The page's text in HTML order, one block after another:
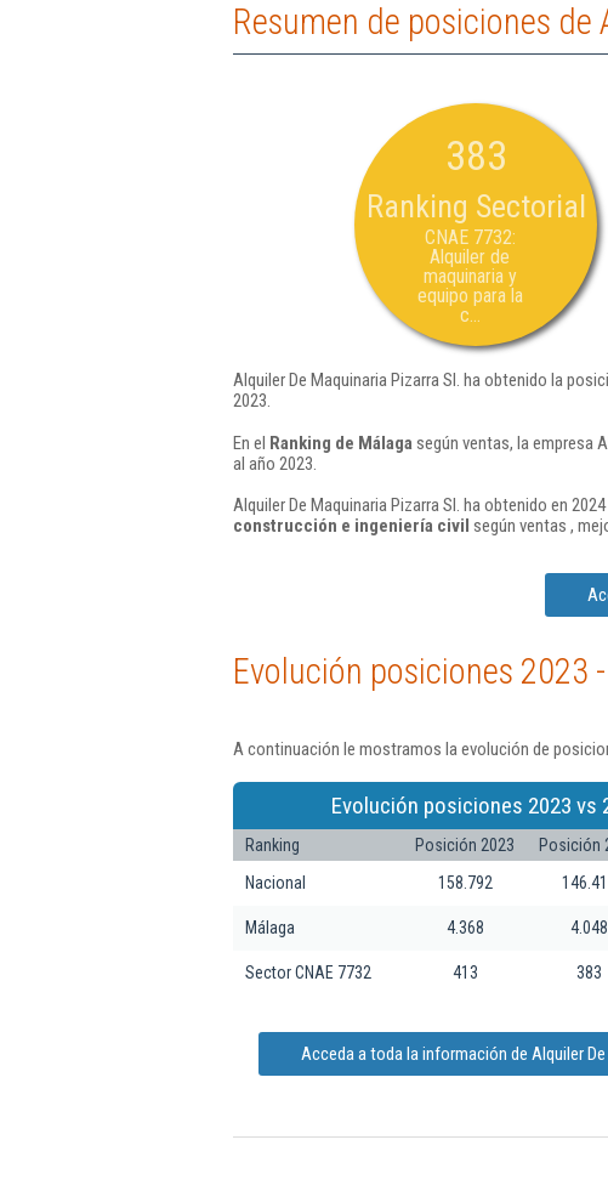
Resumen de posiciones de
383
Ranking Sectorial
CNAE 7732:
Alquiler de
maquinaria y
equipo para la
c...
Alquiler De Maquinaria Pizarra Sl. ha obtenido la
2023.
En el Ranking de Málaga según ventas, la empresa
al año 2023.
Alquiler De Maquinaria Pizarra Sl. ha obtenido en
construcción e ingeniería civil según ventas ,
Evolución posiciones 2023
A continuación le mostramos la evolución de
Evolución posiciones 2023 vs
Ranking Posición 2023 Posición
Nacional
158.792
Málaga 4.368 4.048
Sector CNAE 7732 413 383
Acceda a toda la información de Alquiler De